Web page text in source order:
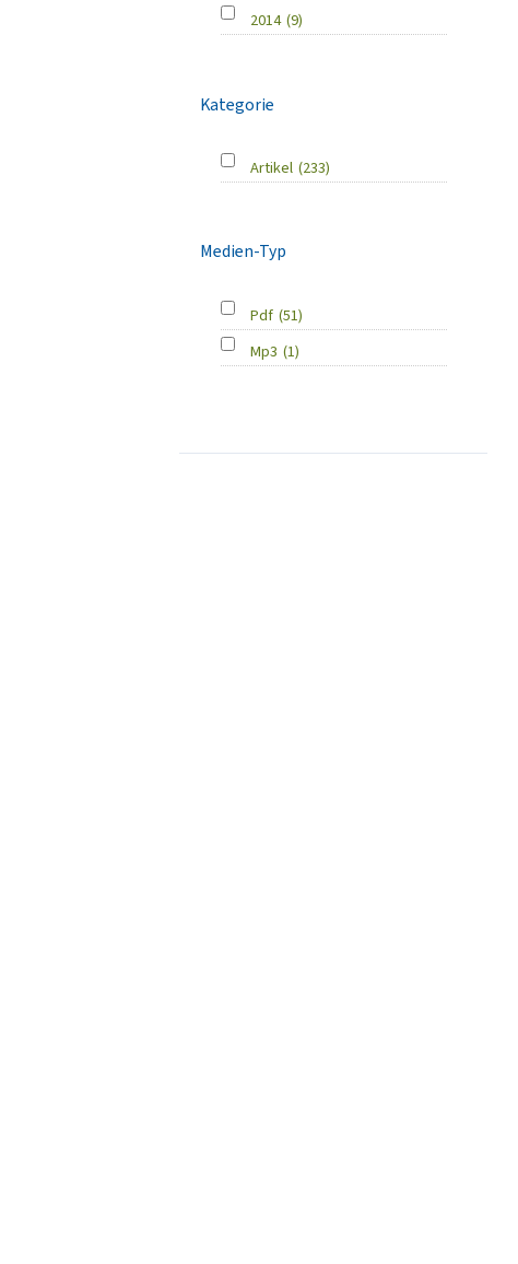
2014 (9)
Kategorie
Artikel (233)
Medien-Typ
Pdf (51)
Mp3 (1)